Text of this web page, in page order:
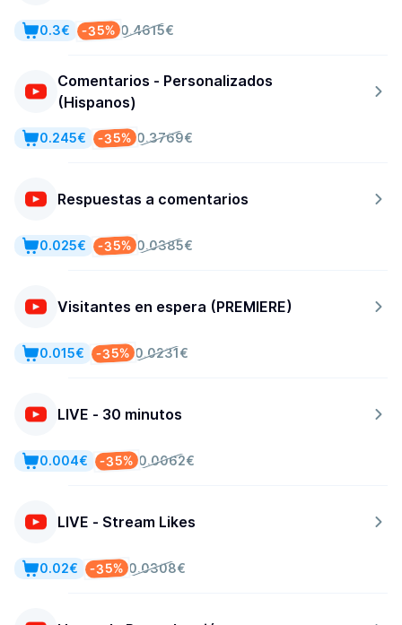
0.4615€
-35%
0.3€
Comentarios - Personalizados
(Hispanos)
0.3769€
-35%
0.245€
Respuestas a comentarios
0.0385€
-35%
0.025€
Visitantes en espera (PREMIERE)
0.0231€
-35%
0.015€
LIVE - 30 minutos
0.0062€
-35%
0.004€
LIVE - Stream Likes
0.0308€
-35%
0.02€